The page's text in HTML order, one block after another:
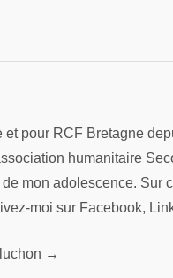
pour RCF Bretagne
humanitaire
mon adolescence.
moi sur Facebook,
→